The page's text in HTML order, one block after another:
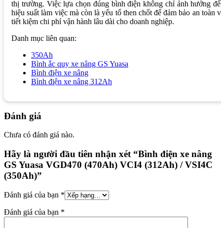
thị trường. Việc lựa chọn đúng bình điện không chỉ ảnh hưởng
hiệu suất làm việc mà còn là yếu tố then chốt để đảm bảo an toàn
tiết kiệm chi phí vận hành lâu dài cho doanh nghiệp.
Danh mục liên quan:
350Ah
Bình ắc quy xe nâng GS Yuasa
Bình điện xe nâng
Bình điện xe nâng 312Ah
Đánh giá
Chưa có đánh giá nào.
Hãy là người đầu tiên nhận xét “Bình điện xe nâng
GS Yuasa VGD470 (470Ah) VCI4 (312Ah) / VSI4C
(350Ah)”
Đánh giá của bạn *
Đánh giá của bạn *